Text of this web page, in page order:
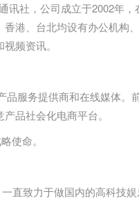
讯社，公司成立于2002年
港、台北均设有办公机构
频资讯。
服务提供商和在线媒体。
产品社会化电商平台。
使命。
直致力于做国内的高科技